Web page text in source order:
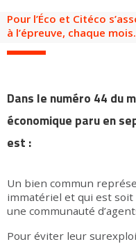
Pour l’Éco et Citéco
à l’épreuve, chaque mois.
Dans le numéro 44 du
économique paru en
est :
Un bien commun
immatériel et qui est
une communauté
Pour éviter leur